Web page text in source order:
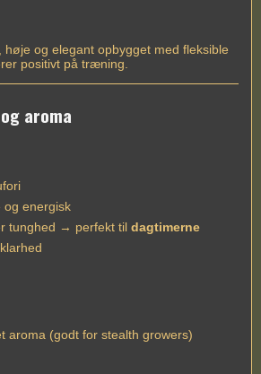
høje og elegant opbygget med fleksible
positivt på træning.
aroma
og energisk
tunghed → perfekt til dagtimerne
aroma (godt for stealth growers)